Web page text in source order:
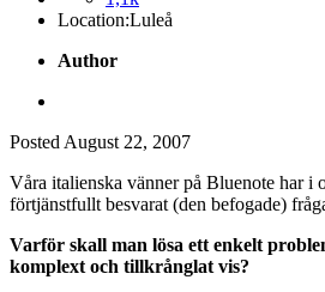
Location:Luleå
Author
Posted August 22, 2007
Våra italienska vänner på Bluenote har i
förtjänstfullt besvarat (den befogade)
Varför skall man lösa ett enkelt
komplext och tillkrånglat vis?